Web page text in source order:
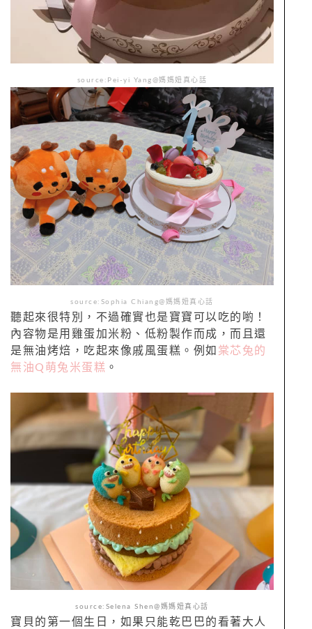
source:Pei-yi Yang@媽媽妞真心話
source:Sophia Chiang@媽媽妞真心話
聽起來很特別，不過確實也是寶寶可以吃的喲！
內容物是用雞蛋加米粉、低粉製作而成，而且還
是無油烤焙，吃起來像戚風蛋糕。例如 棠芯兔的
無油Q萌兔米蛋糕 。
source:Selena Shen@媽媽妞真心話
寶貝的第一個生日，如果只能乾巴巴的看著大人